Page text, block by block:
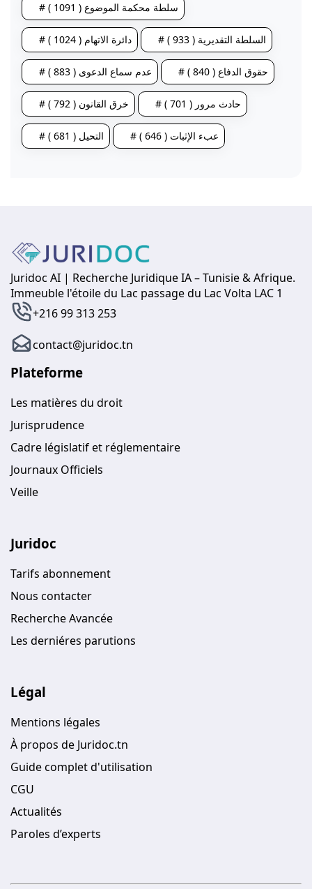
# سلطة محكمة الموضوع ( 1091 )
# دائرة الاتهام ( 1024 ) # السلطة التقديرية ( 933 )
# عدم سماع الدعوى ( 883 ) # حقوق الدفاع ( 840 )
# خرق القانون ( 792 ) # حادث مرور ( 701 )
# التحيل ( 681 ) # عبء الإثبات ( 646 )
Juridoc AI | Recherche Juridique IA – Tunisie & Afrique.
Immeuble l'étoile du Lac passage du Lac Volta LAC 1
+216 99 313 253
contact@juridoc.tn
Plateforme
Les matières du droit
Jurisprudence
Cadre législatif et réglementaire
Journaux Officiels
Veille
Juridoc
Tarifs abonnement
Nous contacter
Recherche Avancée
Les derniéres parutions
Légal
Mentions légales
À propos de Juridoc.tn
Guide complet d'utilisation
CGU
Actualités
Paroles d’experts